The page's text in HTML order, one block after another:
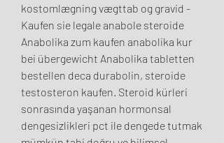
kostomlægning vægttab og gravid -
Kaufen sie legale anabole steroide
Anabolika zum kaufen anabolika kur
bei übergewicht Anabolika tabletten
bestellen deca durabolin, steroide
testosteron kaufen. Steroid kürleri
sonrasında yaşanan hormonsal
dengesizlikleri pct ile dengede tutmak